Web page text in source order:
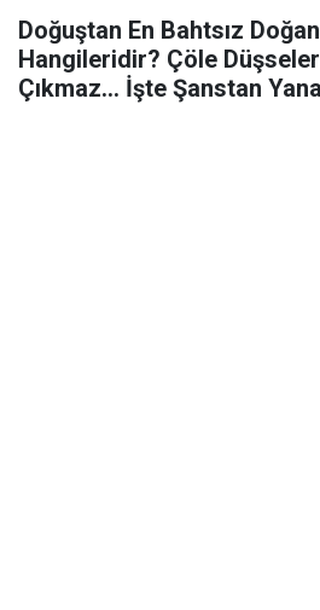
Doğuştan En Bahtsız
Hangileridir? Çöle Düşseler
Çıkmaz… İşte Şanstan